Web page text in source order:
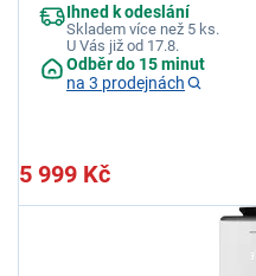
Ihned k odeslání
Skladem více než 5 ks.
U Vás již od 17.8.
Odběr do 15 minut
na 3 prodejnách
5 999 Kč